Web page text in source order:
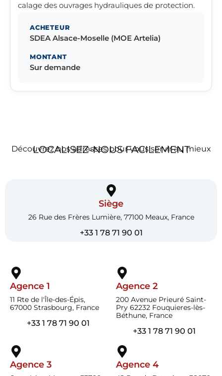
calage des ouvrages hydrauliques de protection.
ACHETEUR
SDEA Alsace-Moselle (MOE Artelia)
MONTANT
Sur demande
LOCALISEZ-NOUS FACILEMENT
Découvrez nos adresses pour vous servir au mieux
Siège
26 Rue des Frères Lumière, 77100 Meaux, France
+33 1 78 71 90 01
Agence 1
11 Rte de l'Île-des-Épis,
67000 Strasbourg, France
+33 1 78 71 90 01
Agence 2
200 Avenue Prieuré Saint-
Pry 62232 Fouquieres-lès-
Béthune, France
+33 1 78 71 90 01
Agence 3 Agence 4